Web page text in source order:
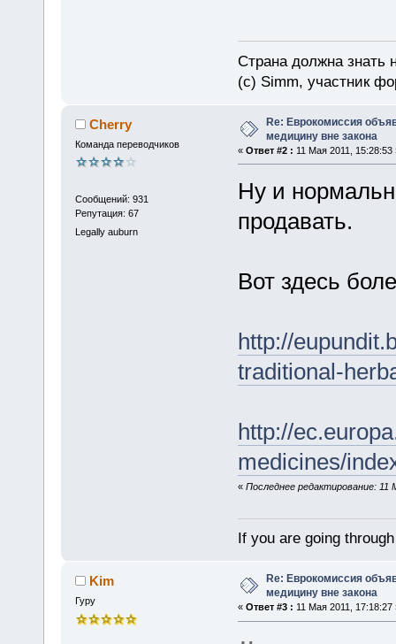
Страна должна знать
(c) Simm, участник
Cherry
Команда переводчиков
Сообщений: 931
Репутация: 67
Legally auburn
Re: Еврокомиссия
медицину вне закона
« Ответ #2 : 11 Мая 2011, 15:28:53
Ну и
продавать.
Вот здесь
http://
traditional-
http://
medicines/
« Последнее редактирование: 11
If you are going
Kim
Гуру
Re: Еврокомиссия
медицину вне закона
« Ответ #3 : 11 Мая 2011, 17:18:27